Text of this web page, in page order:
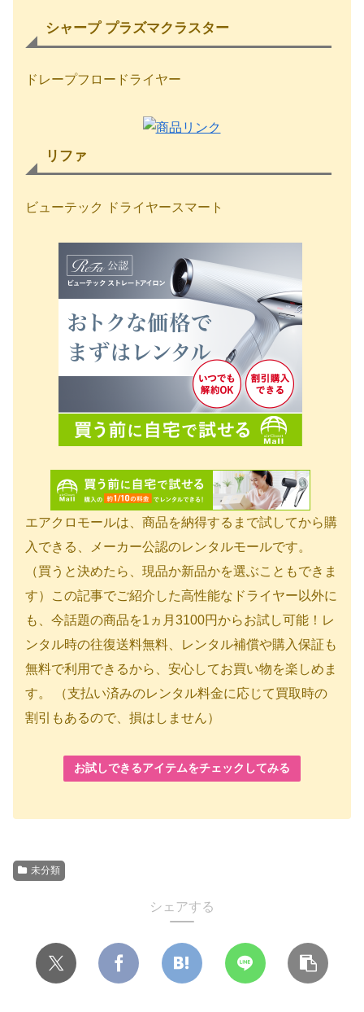
シャープ プラズマクラスター
ドレープフロードライヤー
リファ
ビューテック ドライヤースマート
エアクロモールは、商品を納得するまで試してから購
入できる、メーカー公認のレンタルモールです。
（買うと決めたら、現品か新品かを選ぶこともできま
す）この記事でご紹介した高性能なドライヤー以外に
も、今話題の商品を1ヵ月3100円からお試し可能！レ
ンタル時の往復送料無料、レンタル補償や購入保証も
無料で利用できるから、安心してお買い物を楽しめま
す。 （支払い済みのレンタル料金に応じて買取時の
割引もあるので、損はしません）
お試しできるアイテムをチェックしてみる
未分類
シェアする